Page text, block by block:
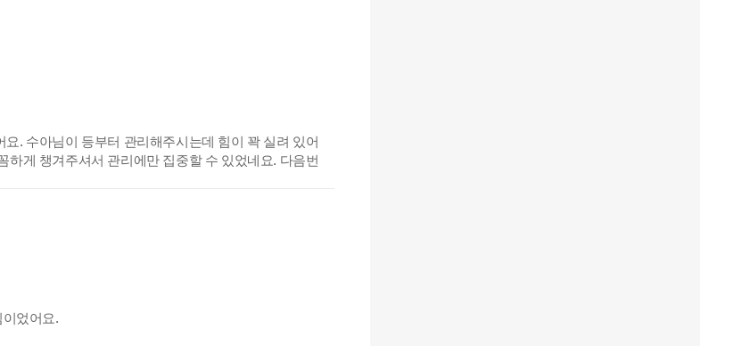
. 수아님이 등부터 관리해주시는데 힘이 꽉 실려 있어
게 챙겨주셔서 관리에만 집중할 수 있었네요. 다음번
었어요.